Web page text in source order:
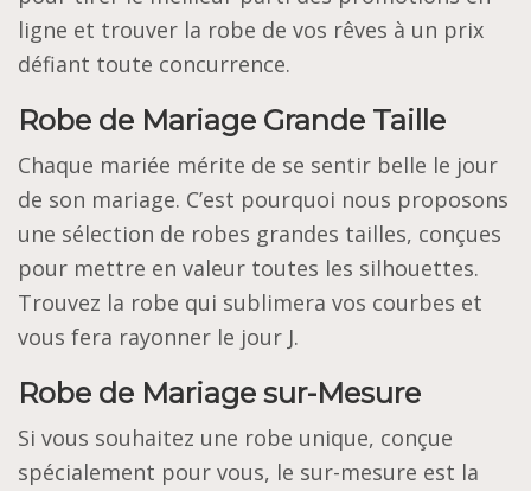
ligne et trouver la robe de vos rêves à un prix
défiant toute concurrence.
Robe de Mariage Grande Taille
Chaque mariée mérite de se sentir belle le jour
de son mariage. C’est pourquoi nous proposons
une sélection de robes grandes tailles, conçues
pour mettre en valeur toutes les silhouettes.
Trouvez la robe qui sublimera vos courbes et
vous fera rayonner le jour J.
Robe de Mariage sur-Mesure
Si vous souhaitez une robe unique, conçue
spécialement pour vous, le sur-mesure est la